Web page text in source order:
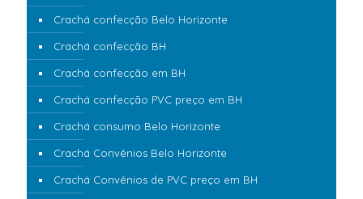
Crachá confecção Belo Horizonte
Crachá confecção BH
Crachá confecção em BH
Crachá confecção PVC preço em BH
Crachá consumo Belo Horizonte
Crachá Convênios Belo Horizonte
Crachá Convênios de PVC preço em BH